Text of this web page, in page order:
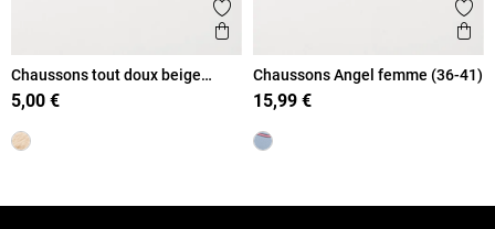
Ajouter aux favoris
Aperçu rapide
Chaussons tout doux beige
femme (36-41)
5,00 €
Chaussons Angel femme (36-41)
15,99 €